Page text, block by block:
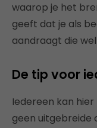
waarop je het
geeft dat je als
aandraagt die
De tip voor
Iedereen kan
geen